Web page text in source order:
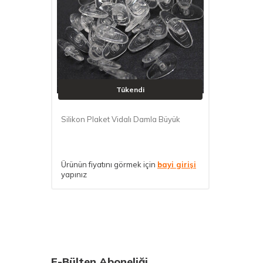
Tükendi
Silikon Plaket Vidalı Damla Büyük
Ürünün fiyatını görmek için bayi girişi
yapınız